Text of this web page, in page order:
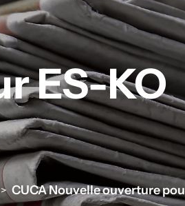
ES-KO
> CUCA Nouvelle ouverture